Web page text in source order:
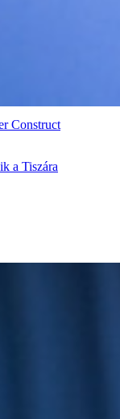
Construct
a Tiszára